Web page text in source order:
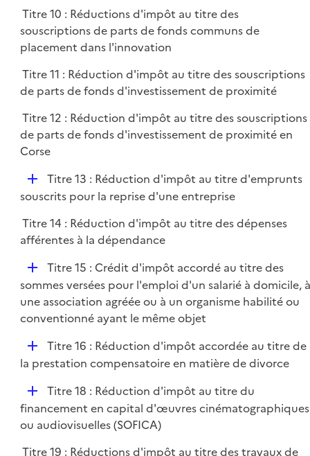
i
e
r
Titre 10 : Réductions d'impôt au titre des
souscriptions de parts de fonds communs de
placement dans l'innovation
Titre 11 : Réduction d'impôt au titre des souscriptions
de parts de fonds d'investissement de proximité
Titre 12 : Réduction d'impôt au titre des souscriptions
de parts de fonds d'investissement de proximité en
Corse
D
é
l
i
Titre 13 : Réduction d'impôt au titre d'emprunts
souscrits pour la reprise d'une entreprise
Titre 14 : Réduction d'impôt au titre des dépenses
afférentes à la dépendance
D
é
p
l
r
Titre 15 : Crédit d'impôt accordé au titre des
sommes versées pour l'emploi d'un salarié à domicile, à
une association agréée ou à un organisme habilité ou
conventionné ayant le même objet
D
é
i
e
Titre 16 : Réduction d'impôt accordée au titre de
la prestation compensatoire en matière de divorce
D
é
p
Titre 18 : Réduction d'impôt au titre du
financement en capital d'œuvres cinématographiques
ou audiovisuelles (SOFICA)
Titre 19 : Réductions d'impôt au titre des travaux de